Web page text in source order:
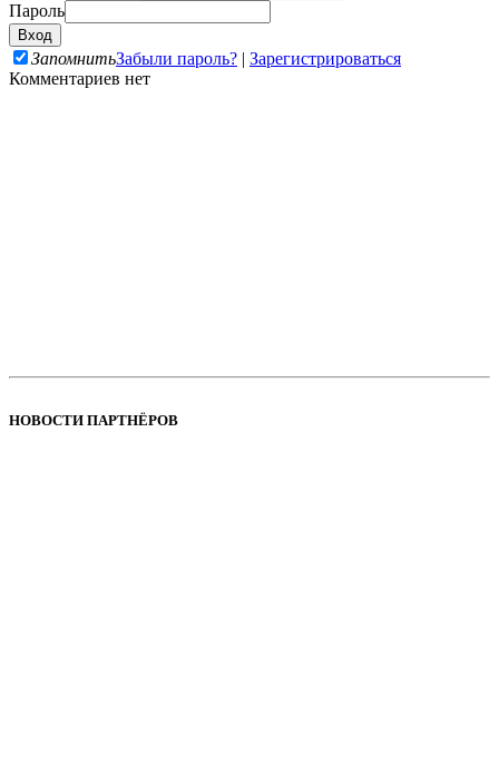
Пароль
ЗапомнитьЗабыли пароль? | Зарегистрироваться
Комментариев нет
НОВОСТИ ПАРТНЁРОВ